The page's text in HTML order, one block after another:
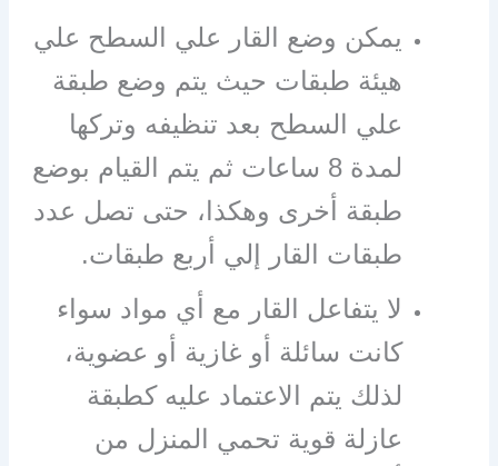
يمكن وضع القار علي السطح علي
هيئة طبقات حيث يتم وضع طبقة
علي السطح بعد تنظيفه وتركها
لمدة 8 ساعات ثم يتم القيام بوضع
طبقة أخرى وهكذا، حتى تصل عدد
طبقات القار إلي أربع طبقات.
لا يتفاعل القار مع أي مواد سواء
كانت سائلة أو غازية أو عضوية،
لذلك يتم الاعتماد عليه كطبقة
عازلة قوية تحمي المنزل من